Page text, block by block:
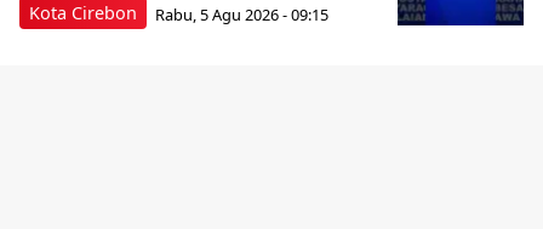
Kota Cirebon Rabu, 5 Agu 2026 - 09:15